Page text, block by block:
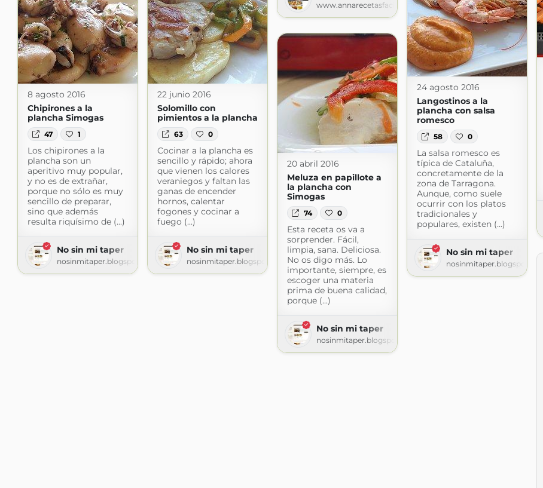
www.annarecetasfaciles.com
24 agosto 2016
Langostinos a la
plancha con salsa
romesco
58 0
La salsa romesco es
típica de Cataluña,
concretamente de la
zona de Tarragona.
Aunque, como suele
ocurrir con los platos
tradicionales y
populares, existen (...)
No sin mi taper
nosinmitaper.blogspot.com
8 agosto 2016
Chipirones a la
plancha Simogas
47 1
Los chipirones a la
plancha son un
aperitivo muy popular,
y no es de extrañar,
porque no sólo es muy
sencillo de preparar,
sino que además
resulta riquísimo de (...)
No sin mi taper
nosinmitaper.blogspot.com
22 junio 2016
Solomillo con
pimientos a la plancha
63 0
Cocinar a la plancha es
sencillo y rápido; ahora
que vienen los calores
veraniegos y faltan las
ganas de encender
hornos, calentar
fogones y cocinar a
fuego (...)
No sin mi taper
nosinmitaper.blogspot.com
20 abril 2016
Meluza en papillote a
la plancha con
Simogas
74 0
Esta receta os va a
sorprender. Fácil,
limpia, sana. Deliciosa.
No os digo más. Lo
importante, siempre, es
escoger una materia
prima de buena calidad,
porque (...)
No sin mi taper
nosinmitaper.blogspot.com